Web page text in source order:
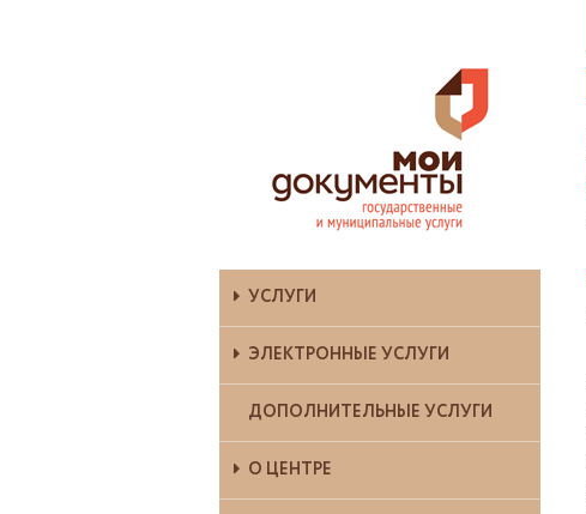
УСЛУГИ
ЭЛЕКТРОННЫЕ УСЛУГИ
ДОПОЛНИТЕЛЬНЫЕ УСЛУГИ
О ЦЕНТРЕ